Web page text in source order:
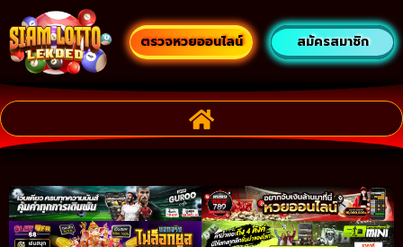
ตรวจหวยออนไลน์ สมัครสมาชิก